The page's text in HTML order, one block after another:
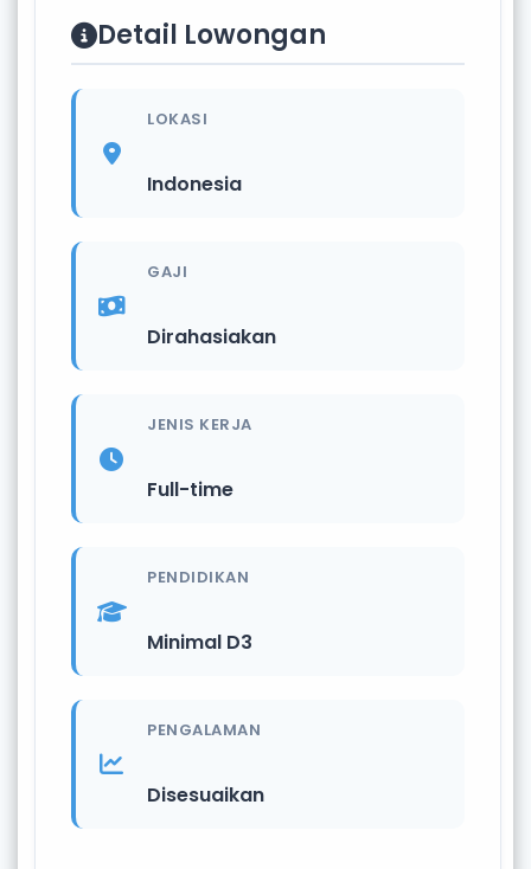
Detail Lowongan
LOKASI
Indonesia
GAJI
Dirahasiakan
JENIS KERJA
Full-time
PENDIDIKAN
Minimal D3
PENGALAMAN
Disesuaikan